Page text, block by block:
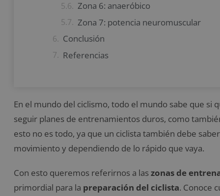
Zona 6: anaeróbico
Zona 7: potencia neuromuscular
Conclusión
Referencias
En el mundo del ciclismo, todo el mundo sabe que
seguir planes de entrenamientos duros, como
esto no es todo, ya que un ciclista también debe
movimiento y dependiendo de lo rápido que vaya.
Con esto queremos referirnos a laszonas de
primordial para la preparación del ciclista. Conoce